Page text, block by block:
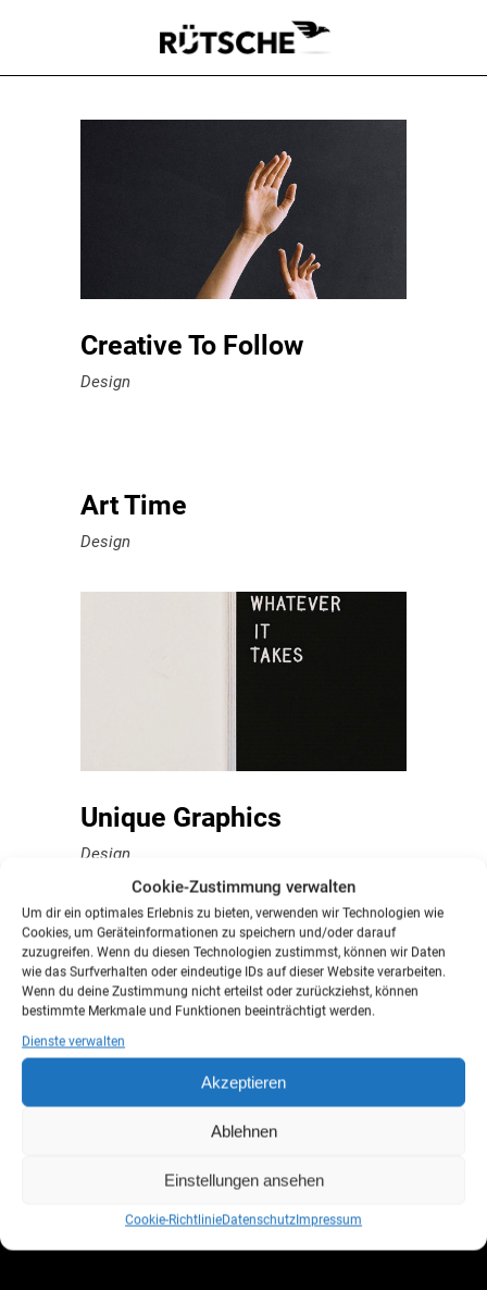
Cookie-Zustimmung verwalten
Um dir ein optimales Erlebnis zu bieten, verwenden wir Technologien wie
Cookies, um Geräteinformationen zu speichern und/oder darauf
zuzugreifen. Wenn du diesen Technologien zustimmst, können wir Daten
wie das Surfverhalten oder eindeutige IDs auf dieser Website verarbeiten.
Wenn du deine Zustimmung nicht erteilst oder zurückziehst, können
bestimmte Merkmale und Funktionen beeinträchtigt werden.
Dienste verwalten
Akzeptieren
Ablehnen
Einstellungen ansehen
Cookie-RichtlinieDatenschutzImpressum
Creative To Follow
Design
Art Time
Design
Unique Graphics
Design
Printed Materials